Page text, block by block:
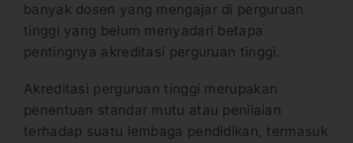
banyak dosen yang mengajar di perguruan
tinggi yang belum menyadari betapa
pentingnya akreditasi perguruan tinggi.
Akreditasi perguruan tinggi merupakan
penentuan standar mutu atau penilaian
terhadap suatu lembaga pendidikan, termasuk